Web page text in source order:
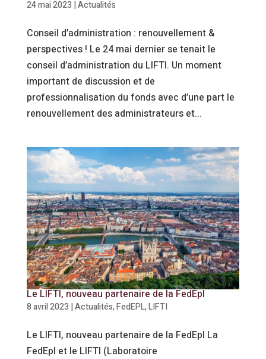
24 mai 2023 |Actualités
Conseil d’administration : renouvellement &
perspectives ! Le 24 mai dernier se tenait le
conseil d’administration du LIFTI. Un moment
important de discussion et de
professionnalisation du fonds avec d’une part le
renouvellement des administrateurs et...
Le LIFTI, nouveau partenaire de la FedEpl
8 avril 2023 |Actualités,FedEPL,LIFTI
Le LIFTI, nouveau partenaire de la FedEpl La
FedEpl et le LIFTI (Laboratoire